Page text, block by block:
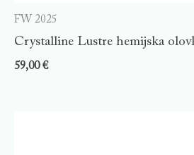
FW 2025
Crystalline Lustre hemijska
59,00€